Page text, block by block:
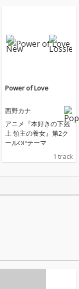
Power of Love
西野カナ
アニメ『本好きの下剋
上 領主の養女』第2ク
ールOPテーマ
1 track